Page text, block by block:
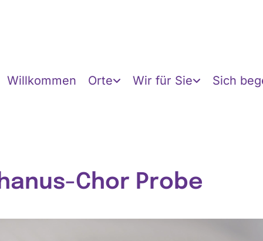
Willkommen Orte Wir für Sie Sich
Chor Probe